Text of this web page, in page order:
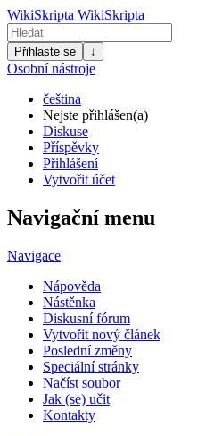
WikiSkripta WikiSkripta
Přihlaste se ↓
Osobní nástroje
čeština
Nejste přihlášen(a)
Diskuse
Příspěvky
Přihlášení
Vytvořit účet
Navigační menu
Navigace
Nápověda
Nástěnka
Diskusní fórum
Vytvořit nový článek
Poslední změny
Speciální stránky
Načíst soubor
Jak (se) učit
Kontakty